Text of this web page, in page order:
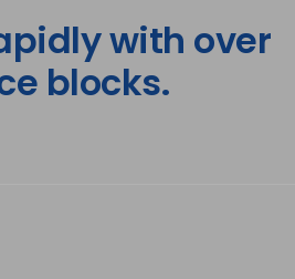
with over
blocks.